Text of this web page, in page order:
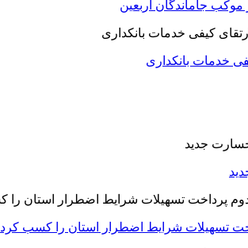
جاماندگان اربعین
خدمات بانکداری
تسهیلات شرایط اضطرار استان را کسب کرد